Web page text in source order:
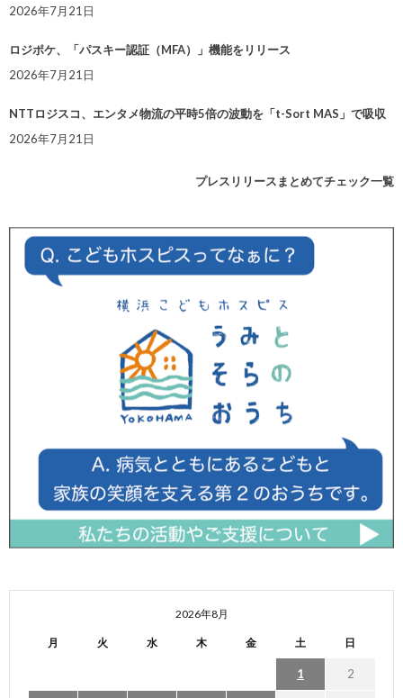
2026年7月21日
ロジポケ、「パスキー認証（MFA）」機能をリリース
2026年7月21日
NTTロジスコ、エンタメ物流の平時5倍の波動を「t-Sort MAS」で吸収
2026年7月21日
プレスリリースまとめてチェック一覧
2026年8月
月 火 水 木 金 土 日
1 2